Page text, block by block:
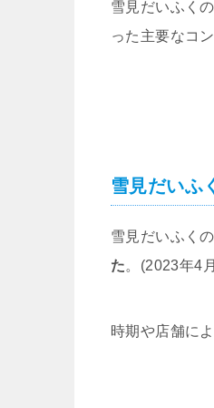
雪見だいふく
った主要なコ
雪見だいふ
雪見だいふく
た。(2023年4
時期や店舗に